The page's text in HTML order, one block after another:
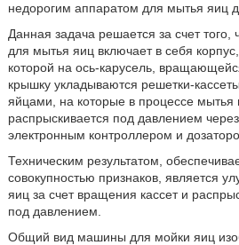
недорогим аппаратом для мытья яиц
Данная задача решается за счет того,
для мытья яиц включает в себя
которой на ось-карусель,
крышку укладываются решетки-
яйцами, на которые в процессе мытья
распрыскивается под давлением
электронным контроллером и
Техническим результатом,
совокупностью признаков, является
яиц за счет вращения кассет и
под давлением.
Общий вид машины для мойки яиц